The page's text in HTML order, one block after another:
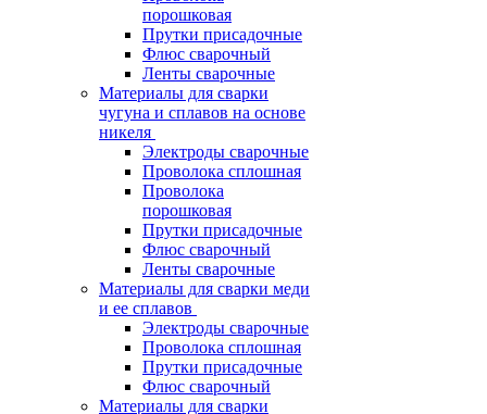
порошковая
Прутки присадочные
Флюс сварочный
Ленты сварочные
Материалы для сварки
чугуна и сплавов на основе
никеля
Электроды сварочные
Проволока сплошная
Проволока
порошковая
Прутки присадочные
Флюс сварочный
Ленты сварочные
Материалы для сварки меди
и ее сплавов
Электроды сварочные
Проволока сплошная
Прутки присадочные
Флюс сварочный
Материалы для сварки